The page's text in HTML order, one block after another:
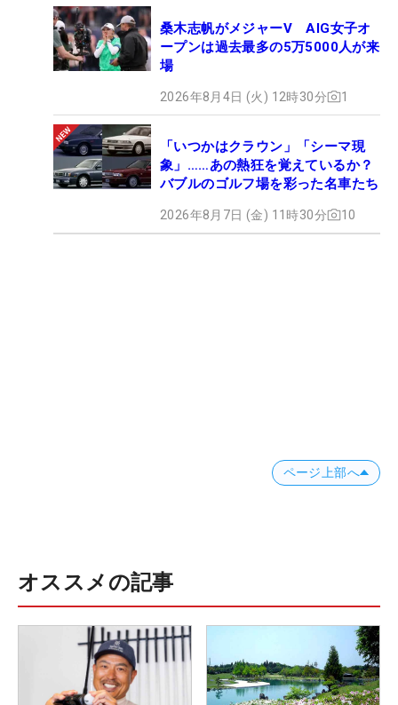
桑木志帆がメジャーV AIG女子オ
ープンは過去最多の5万5000人が来
場
2026年8月4日 (火) 12時30分 1
「いつかはクラウン」「シーマ現
象」……あの熱狂を覚えているか？
バブルのゴルフ場を彩った名車たち
2026年8月7日 (金) 11時30分 10
ページ上部へ
オススメの記事